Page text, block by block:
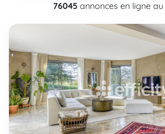
76045 annonces en ligne au